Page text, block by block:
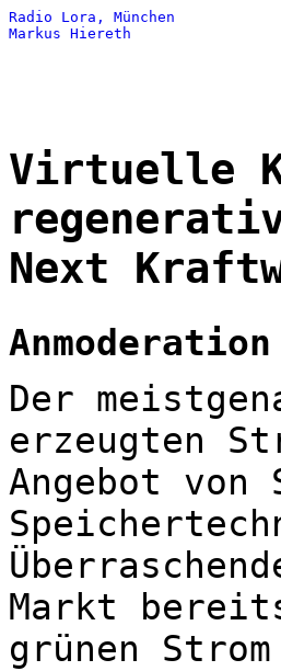
Radio Lora, München
Markus Hiereth
Virtuelle
Next
Anmoderation
Der
erzeugten
Angebot von
Markt
grünen